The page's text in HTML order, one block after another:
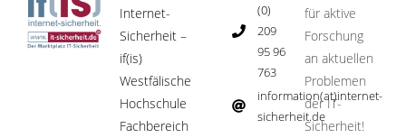
Internet-
Sicherheit –
if(is)
Westfälische
Hochschule
Fachbereich
(0)
209
95 96
763
information(at)internet-
sicherheit.de ​
für aktive
Forschung
an aktuellen
Problemen
der IT-
Sicherheit!​